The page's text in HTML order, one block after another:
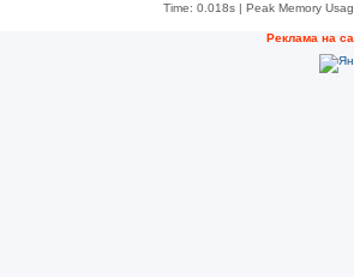
Time: 0.018s| Peak Memory
Рeклама на